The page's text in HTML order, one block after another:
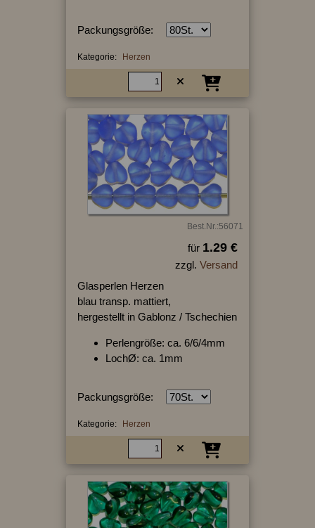
Packungsgröße:
Kategorie: Herzen
Best.Nr.:56071
für 1.29 €
zzgl. Versand
Glasperlen Herzen
blau transp. mattiert,
hergestellt in Gablonz / Tschechien
Perlengröße: ca. 6/6/4mm
LochØ: ca. 1mm
Packungsgröße:
Kategorie: Herzen